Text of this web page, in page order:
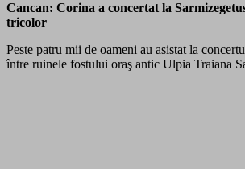
Cancan: Corina a concertat la
tricolor
Peste patru mii de oameni au asistat la
între ruinele fostului oraş antic Ulpia Traiana